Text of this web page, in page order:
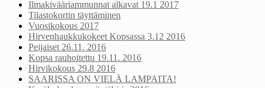
Ilmakivääriammunnat alkavat 19.1 2017
Tilastokortin täyttäminen
Vuosikokous 2017
Hirvenhaukkukokeet Kopsassa 3.12 2016
Peijaiset 26.11. 2016
Kopsa rauhoitettu 19.11. 2016
Hirvikokous 29.8 2016
SAARISSA ON VIELÄ LAMPAITA!